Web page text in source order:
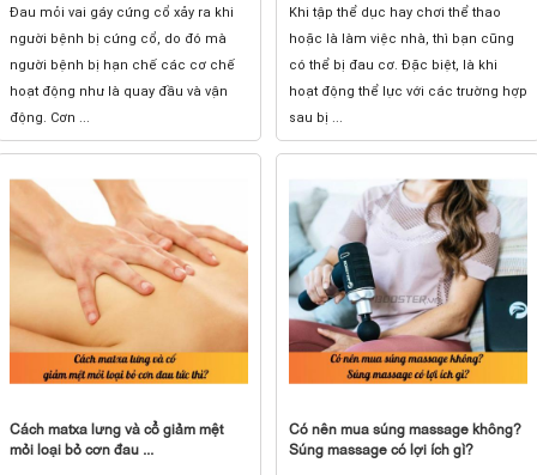
Đau mỏi vai gáy cứng cổ xảy ra khi
người bệnh bị cứng cổ, do đó mà
người bệnh bị hạn chế các cơ chế
hoạt động như là quay đầu và vận
động. Cơn ...
Khi tập thể dục hay chơi thể thao
hoặc là làm việc nhà, thì bạn cũng
có thể bị đau cơ. Đặc biệt, là khi
hoạt động thể lực với các trường hợp
sau bị ...
Cách matxa lưng và cổ giảm mệt
mỏi loại bỏ cơn đau ...
Có nên mua súng massage không?
Súng massage có lợi ích gì?